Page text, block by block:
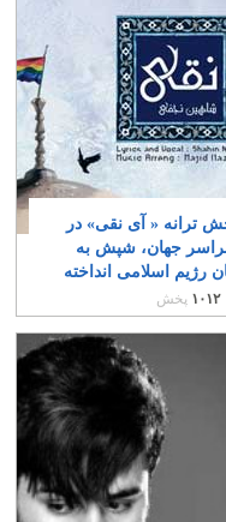
ترانه « آی نقی» در
جهان، شپش به
رژیم اسلامی انداخته
۱۸ ۱۰۱۲ پخش